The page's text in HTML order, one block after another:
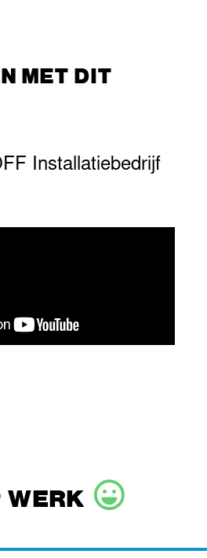
MET DIT
Installatiebedrijf
WERK